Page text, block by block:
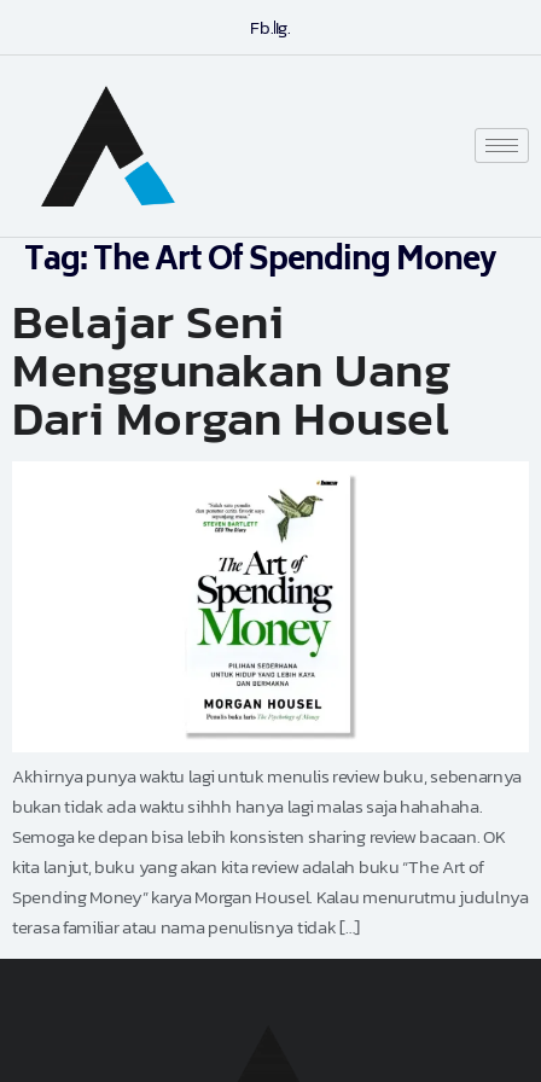
Fb.Ig.
Tag:The Art Of Spending Money
Belajar Seni
Menggunakan Uang
Dari Morgan Housel
Akhirnya punya waktu lagi untuk menulis review buku, sebenarnya
bukan tidak ada waktu sihhh hanya lagi malas saja hahahaha.
Semoga ke depan bisa lebih konsisten sharing review bacaan. OK
kita lanjut, buku yang akan kita review adalah buku “The Art of
Spending Money” karya Morgan Housel. Kalau menurutmu judulnya
terasa familiar atau nama penulisnya tidak […]